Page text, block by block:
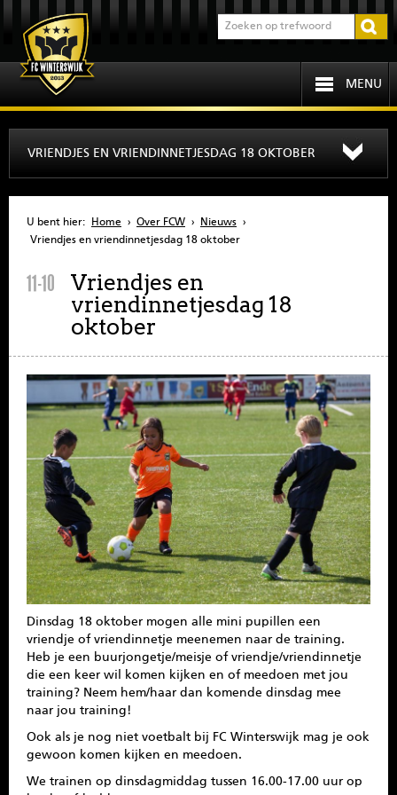
MENU
OVER FCW
INFORMATIE
SPONSOREN
CONTACT
MENU
VRIENDJES EN VRIENDINNETJESDAG 18 OKTOBER
U bent hier: Home › Over FCW › Nieuws ›
Vriendjes en vriendinnetjesdag 18 oktober
11-10
Vriendjes en
vriendinnetjesdag 18
oktober
Dinsdag 18 oktober mogen alle mini pupillen een
vriendje of vriendinnetje meenemen naar de training.
Heb je een buurjongetje/meisje of vriendje/vriendinnetje
die een keer wil komen kijken en of meedoen met jou
training? Neem hem/haar dan komende dinsdag mee
naar jou training!
Ook als je nog niet voetbalt bij FC Winterswijk mag je ook
gewoon komen kijken en meedoen.
We trainen op dinsdagmiddag tussen 16.00-17.00 uur op